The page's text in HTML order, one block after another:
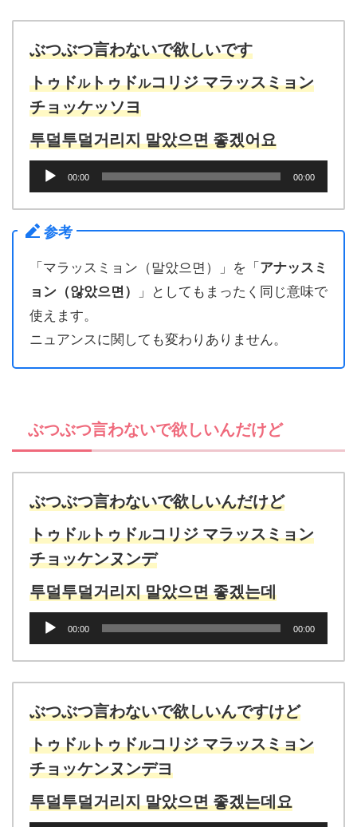
ヤ
ー
ぶつぶつ言わないで欲しいです
トゥドルトゥドルコリジ マラッスミョン
チョッケッソヨ
투덜투덜거리지 말았으면 좋겠어요
レ
ー
ー
00:00 00:00
参考
「マラッスミョン（말았으면）」を「 アナッスミ
ョン（않았으면）
」としてもまったく同じ意味で
使えます。
ニュアンスに関しても変わりありません。
ぶつぶつ言わないで欲しいんだけど
ぶつぶつ言わないで欲しいんだけど
トゥドルトゥドルコリジ マラッスミョン
チョッケンヌンデ
투덜투덜거리지 말았으면 좋겠는데
ヤ
ー
00:00 00:00
ぶつぶつ言わないで欲しいんですけど
トゥドルトゥドルコリジ マラッスミョン
チョッケンヌンデヨ
투덜투덜거리지 말았으면 좋겠는데요